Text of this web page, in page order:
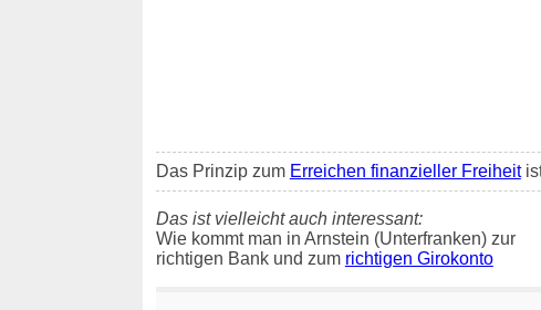
Das Prinzip zum Erreichen finanzieller Freiheit
Das ist vielleicht auch interessant:
Wie kommt man in Arnstein (Unterfranken) zur
richtigen Bank und zum richtigen Girokonto